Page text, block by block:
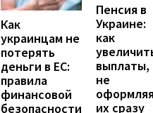
Как
украинцам не
потерять
деньги в ЕС:
правила
финансовой
безопасности
Пенсия в
Украине:
как
выплаты,
не
их сразу